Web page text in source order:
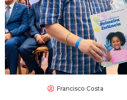
Francisco Costa